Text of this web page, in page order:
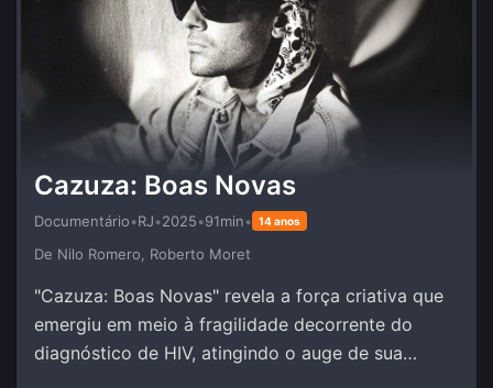
Cazuza: Boas Novas
Documentário•RJ•2025•91min• 14 anos
De Nilo Romero, Roberto Moret
"Cazuza: Boas Novas" revela a força criativa que
emergiu em meio à fragilidade decorrente do
diagnóstico de HIV, atingindo o auge de sua